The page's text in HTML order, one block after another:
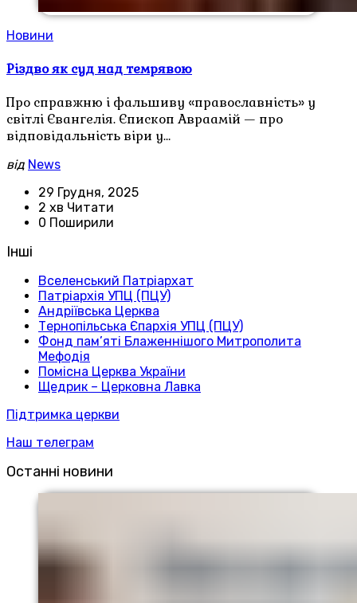
Новини
Різдво як суд над темрявою
Про справжню і фальшиву «православність» у
світлі Євангелія. Єпископ Авраамій — про
відповідальність віри у…
від News
29 Грудня, 2025
2 хв Читати
0 Поширили
Інші
Вселенський Патріархат
Патріархія УПЦ (ПЦУ)
Андріївська Церква
Тернопільська Єпархія УПЦ (ПЦУ)
Фонд пам’яті Блаженнішого Митрополита
Мефодія
Помісна Церква України
Щедрик – Церковна Лавка
Підтримка церкви
Наш телеграм
Останні новини